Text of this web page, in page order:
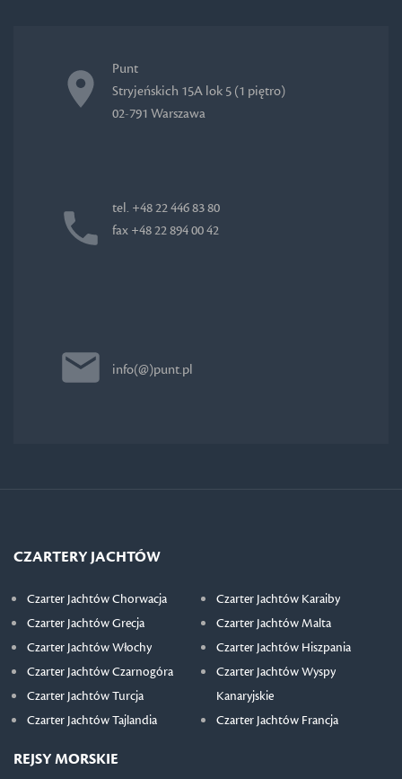
Punt
Stryjeńskich 15A lok 5 (1 piętro)
02-791 Warszawa
tel. +48 22 446 83 80
fax +48 22 894 00 42
info(@)punt.pl
CZARTERY JACHTÓW
Czarter Jachtów Chorwacja
Czarter Jachtów Grecja
Czarter Jachtów Włochy
Czarter Jachtów Czarnogóra
Czarter Jachtów Turcja
Czarter Jachtów Tajlandia
Czarter Jachtów Karaiby
Czarter Jachtów Malta
Czarter Jachtów Hiszpania
Czarter Jachtów Wyspy
Kanaryjskie
Czarter Jachtów Francja
REJSY MORSKIE